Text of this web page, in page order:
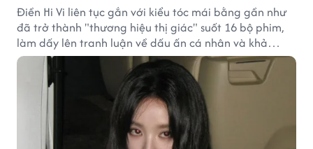
Điền Hi Vi liên tục gắn với kiểu tóc mái bằng gần như
đã trở thành "thương hiệu thị giác" suốt 16 bộ phim,
làm dấy lên tranh luận về dấu ấn cá nhân và khả
năng biến hóa trên màn ảnh.